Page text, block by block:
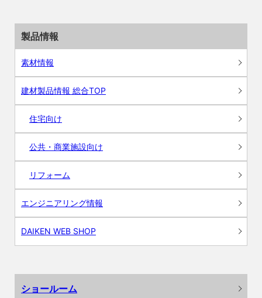
製品情報
素材情報
建材製品情報 総合TOP
住宅向け
公共・商業施設向け
リフォーム
エンジニアリング情報
DAIKEN WEB SHOP
ショールーム